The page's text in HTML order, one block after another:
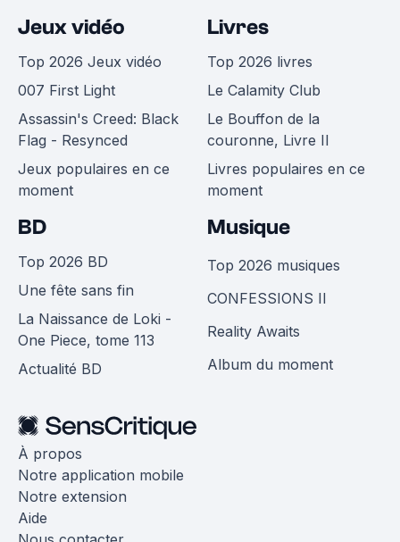
Jeux vidéo
Top 2026 Jeux vidéo
007 First Light
Assassin's Creed: Black
Flag - Resynced
Jeux populaires en ce
moment
Livres
Top 2026 livres
Le Calamity Club
Le Bouffon de la
couronne, Livre II
Livres populaires en ce
moment
BD
Top 2026 BD
Une fête sans fin
La Naissance de Loki -
One Piece, tome 113
Actualité BD
Musique
Top 2026 musiques
CONFESSIONS II
Reality Awaits
Album du moment
À propos
Notre application mobile
Notre extension
Aide